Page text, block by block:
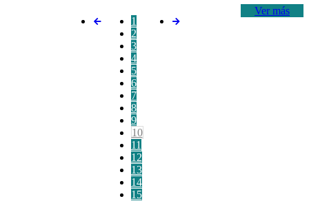
Ver más
1
2
3
4
5
6
7
8
9
10
11
12
13
14
15